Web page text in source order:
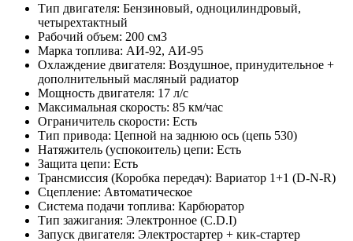
Тип двигателя: Бензиновый, одноцилиндровый,
четырехтактный
Рабочий объем: 200 см3
Марка топлива: АИ-92, АИ-95
Охлаждение двигателя: Воздушное, принудительное +
дополнительный масляный радиатор
Мощность двигателя: 17 л/с
Максимальная скорость: 85 км/час
Ограничитель скорости: Есть
Тип привода: Цепной на заднюю ось (цепь 530)
Натяжитель (успокоитель) цепи: Есть
Защита цепи: Есть
Трансмиссия (Коробка передач): Вариатор 1+1 (D-N-R)
Сцепление: Автоматическое
Система подачи топлива: Карбюратор
Тип зажигания: Электронное (C.D.I)
Запуск двигателя: Электростартер + кик-стартер